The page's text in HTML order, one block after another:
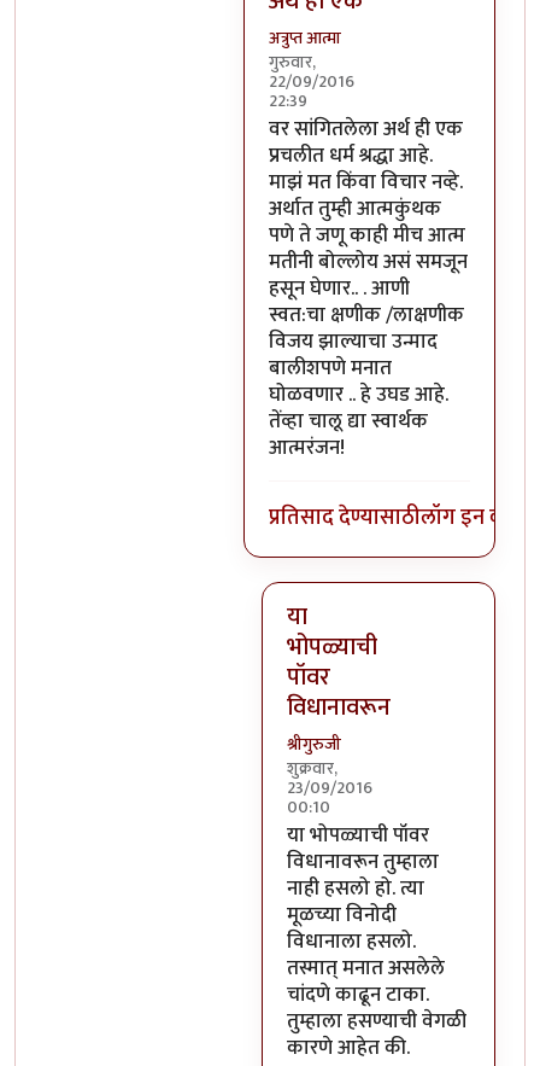
अत्रुप्त आत्मा
गुरुवार,
22/09/2016
22:39
In reply toआजच्या भाषेत सांगायचं
वर सांगितलेला अर्थ ही एक
प्रचलीत धर्म श्रद्धा आहे.
माझं मत किंवा विचार नव्हे.
अर्थात तुम्ही आत्मकुंथक
पणे ते जणू काही मीच आत्म
मतीनी बोल्लोय असं समजून
हसून घेणार.. . आणी
स्वत:चा क्षणीक /लाक्षणीक
विजय झाल्याचा उन्माद
बालीशपणे मनात
घोळवणार .. हे उघड आहे.
तेंव्हा चालू द्या स्वार्थक
आत्मरंजन!
प्रतिसाद देण्यासाठीलॉग इन करा
या
भोपळ्याची
पॉवर
विधानावरून
श्रीगुरुजी
शुक्रवार,
23/09/2016
00:10
In reply toवर सांगितलेला अर्थ
या भोपळ्याची पॉवर
विधानावरून तुम्हाला
नाही हसलो हो. त्या
मूळच्या विनोदी
विधानाला हसलो.
तस्मात् मनात असलेले
चांदणे काढून टाका.
तुम्हाला हसण्याची वेगळी
कारणे आहेत की.